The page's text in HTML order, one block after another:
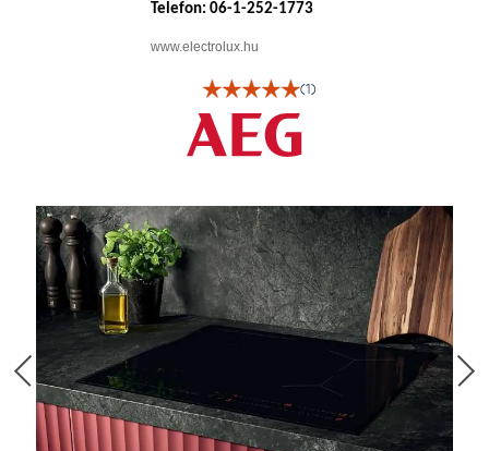
Telefon: 06-1-252-1773
www.electrolux.hu
(1)